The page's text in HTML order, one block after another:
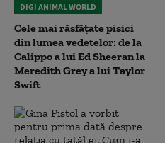
DIGI ANIMAL WORLD
Cele mai răsfățate pisici
din lumea vedetelor: de la
Calippo a lui Ed Sheeran la
Meredith Grey a lui Taylor
Swift